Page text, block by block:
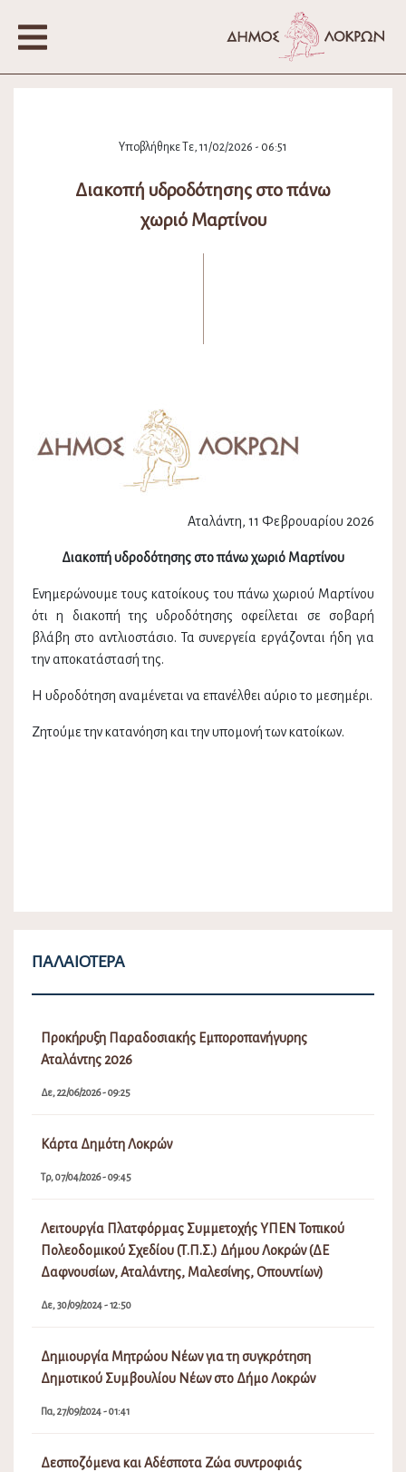
Υποβλήθηκε Τε, 11/02/2026 - 06:51
Διακοπή υδροδότησης στο πάνω
χωριό Μαρτίνου
Αταλάντη, 11 Φεβρουαρίου 2026
Διακοπή υδροδότησης στο πάνω χωριό Μαρτίνου
Ενημερώνουμε τους κατοίκους του πάνω χωριού Μαρτίνου
ότι η διακοπή της υδροδότησης οφείλεται σε σοβαρή
βλάβη στο αντλιοστάσιο. Τα συνεργεία εργάζονται ήδη για
την αποκατάστασή της.
Η υδροδότηση αναμένεται να επανέλθει αύριο το μεσημέρι.
Ζητούμε την κατανόηση και την υπομονή των κατοίκων.
ΠΑΛΑΙΌΤΕΡΑ
Προκήρυξη Παραδοσιακής Εμποροπανήγυρης
Αταλάντης 2026
Δε, 22/06/2026 - 09:25
Κάρτα Δημότη Λοκρών
Τρ, 07/04/2026 - 09:45
Λειτουργία Πλατφόρμας Συμμετοχής ΥΠΕΝ Τοπικού
Πολεοδομικού Σχεδίου (Τ.Π.Σ.) Δήμου Λοκρών (ΔΕ
Δαφνουσίων, Αταλάντης, Μαλεσίνης, Οπουντίων)
Δε, 30/09/2024 - 12:50
Δημιουργία Μητρώου Νέων για τη συγκρότηση
Δημοτικού Συμβουλίου Νέων στο Δήμο Λοκρών
Πα, 27/09/2024 - 01:41
Δεσποζόμενα και Αδέσποτα Ζώα συντροφιάς